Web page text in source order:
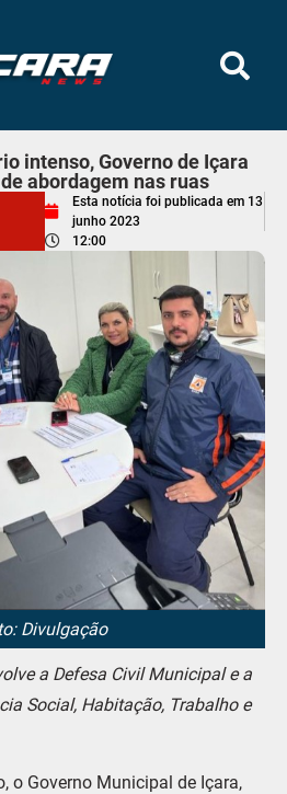
intenso, Governo de Içara
abordagem nas ruas
Esta notícia foi publicada em 13
junho 2023
12:00
Divulgação
a Defesa Civil Municipal e a
Social, Habitação, Trabalho e
o Governo Municipal de Içara,